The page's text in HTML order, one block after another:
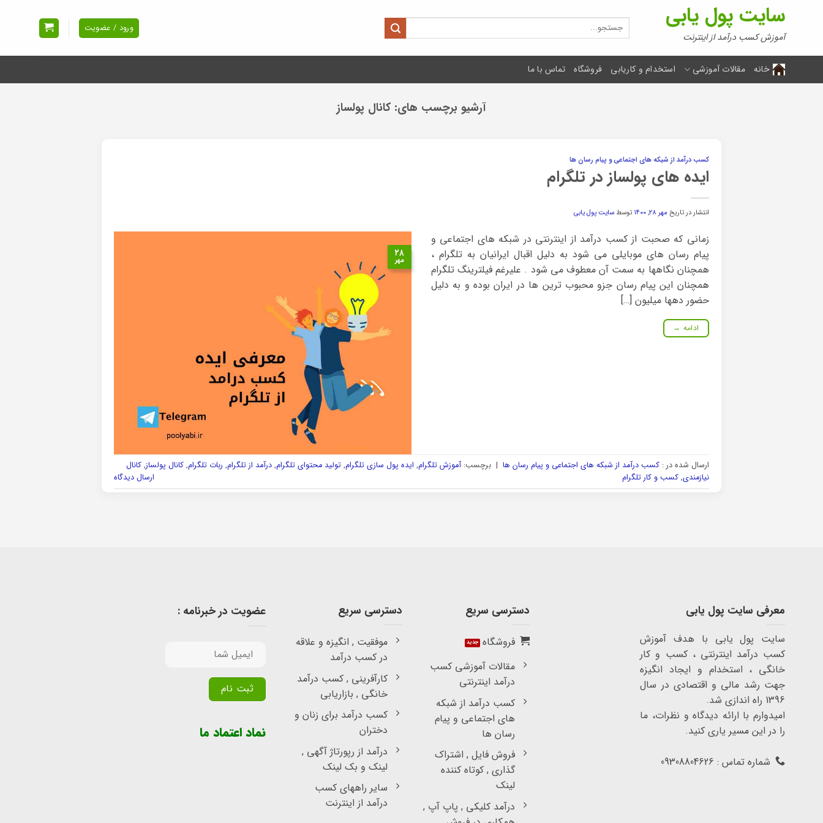
سایت پول یابی
آموزش کسب درآمد از اینترنت
جستجو
برای:
ورود / عضویت
خانه مقالات آموزشی استخدام و کاریابی فروشگاه تماس با ما
آرشیو برچسب های: کانال پولساز
کسب درآمد از شبکه های اجتماعی و پیام رسان ها
ایده های پولساز در تلگرام
انتشار در تاریخ مهر ۲۸, ۱۴۰۰ توسطسایت پول یابی
۲۸
مهر
زمانی که صحبت از کسب درآمد از اینترنتی در شبکه های اجتماعی و
پیام رسان های موبایلی می شود به دلیل اقبال ایرانیان به تلگرام ،
همچنان نگاهها به سمت آن معطوف می شود . علیرغم فیلترینگ تلگرام
همچنان این پیام رسان جزو محبوب ترین ها در ایران بوده و به دلیل
حضور دهها میلیون […]
ادامه →
ارسال شده در :کسب درآمد از شبکه های اجتماعی و پیام رسان ها | برچسب:آموزش تلگرام, ایده پول سازی تلگرام,تولید محتوای تلگرام,درآمد از تلگرام, ربات تلگرام,کانال پولساز,کانال
نیازمندی,کسب و کار تلگرام ارسال دیدگاه
معرفی سایت پول یابی
سایت پول یابی با هدف آموزش
کسب درآمد اینترنتی ، کسب و کار
خانگی ، استخدام و ایجاد انگیزه
جهت رشد مالی و اقتصادی در سال
1396 راه اندازی شد.
امیدوارم با ارائه دیدگاه و نظرات، ما
را در این مسیر یاری کنید.
شماره تماس : 09308804626
دسترسی سریع
فروشگاه
مقالات آموزشی کسب
درآمد اینترنتی
کسب درآمد از شبکه
های اجتماعی و پیام
رسان ها
فروش فایل , اشتراک
گذاری , کوتاه کننده
لینک
درآمد کلیکی , پاپ آپ ,
دسترسی سریع
موفقیت , انگیزه و علاقه
در کسب درآمد
کارآفرینی , کسب درآمد
خانگی , بازاریابی
کسب درآمد برای زنان و
دختران
درآمد از رپورتاژ آگهی ,
لینک و بک لینک
سایر راههای کسب
درآمد از اینترنت
عضویت در خبرنامه :
نماد اعتماد ما